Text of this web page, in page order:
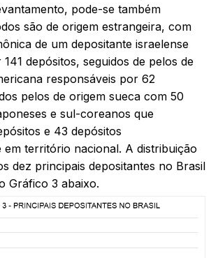
pode-se também
são de origem estrangeira, com
de um depositante israelense
depósitos, seguidos de pelos de
responsáveis por 62
pelos de origem sueca com 50
e sul-coreanos que
e 43 depósitos
em território nacional. A distribuição
dez principais depositantes no Brasil
Gráfico 3 abaixo.